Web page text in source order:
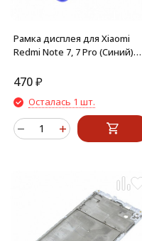
Рамка дисплея для Xiaomi
Redmi Note 7, 7 Pro (Синий)
470₽
Осталась 1 шт.